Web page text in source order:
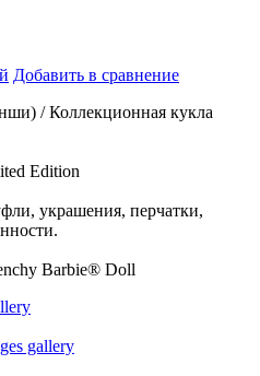
Добавить в сравнение
/ Коллекционная кукла
Edition
украшения, перчатки,
Barbie® Doll
gallery